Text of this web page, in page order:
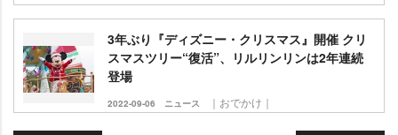
3年ぶり『ディズニー・クリスマス』開催 クリ
スマスツリー“復活”、リルリンリンは2年連続
登場
2022-09-06 ニュース ｜おでかけ｜